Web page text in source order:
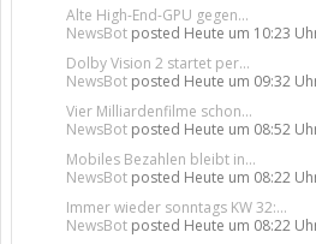
Alte High-End-GPU gegen...
NewsBot posted Heute um 10:23
Dolby Vision 2 startet per...
NewsBot posted Heute um 09:32
Vier Milliardenfilme schon...
NewsBot posted Heute um 08:52
Mobiles Bezahlen bleibt in...
NewsBot posted Heute um 08:22
Immer wieder sonntags KW 32:...
NewsBot posted Heute um 08:22